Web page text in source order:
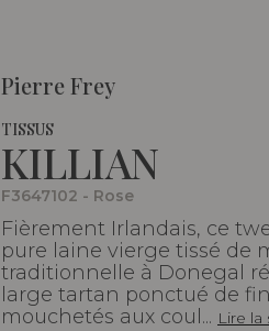
Pierre Frey
TISSUS
KILLIAN
F3647102 - Rose
Fièrement Irlandais, ce
pure laine vierge tissé de
traditionnelle à Donegal
large tartan ponctué de
mouchetés aux coul... Lire la